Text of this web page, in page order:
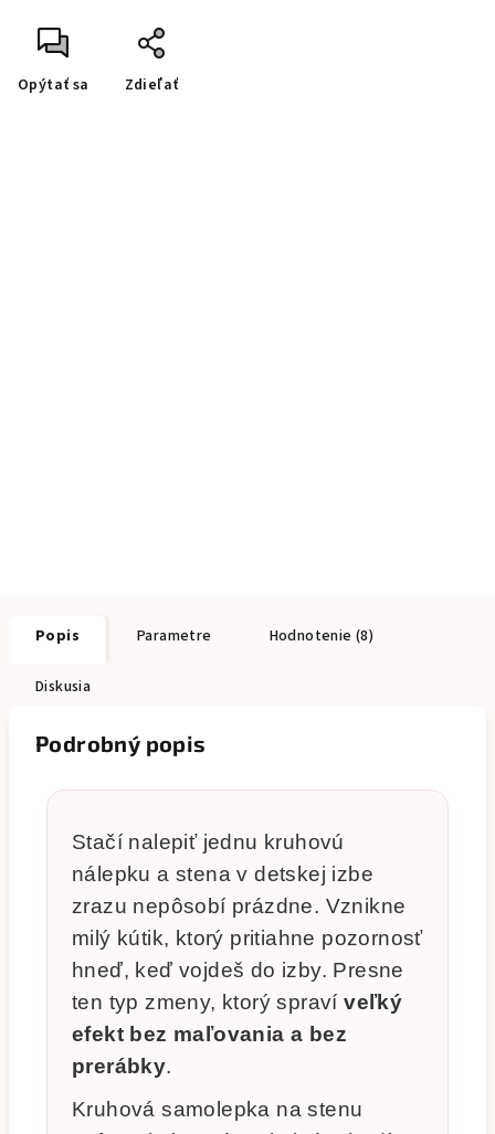
Opýtať sa Zdieľať
Popis Parametre Hodnotenie (8)
Diskusia
Podrobný popis
Stačí nalepiť jednu kruhovú
nálepku a stena v detskej izbe
zrazu nepôsobí prázdne. Vznikne
milý kútik, ktorý pritiahne pozornosť
hneď, keď vojdeš do izby. Presne
ten typ zmeny, ktorý spravíveľký
efekt bez maľovania a bez
prerábky.
Kruhová samolepka na stenu